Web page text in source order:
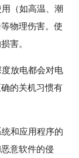
（如高温、潮
物理伤害。使
害。
放电都会对电
的关机习惯有
和应用程序的
意软件的侵